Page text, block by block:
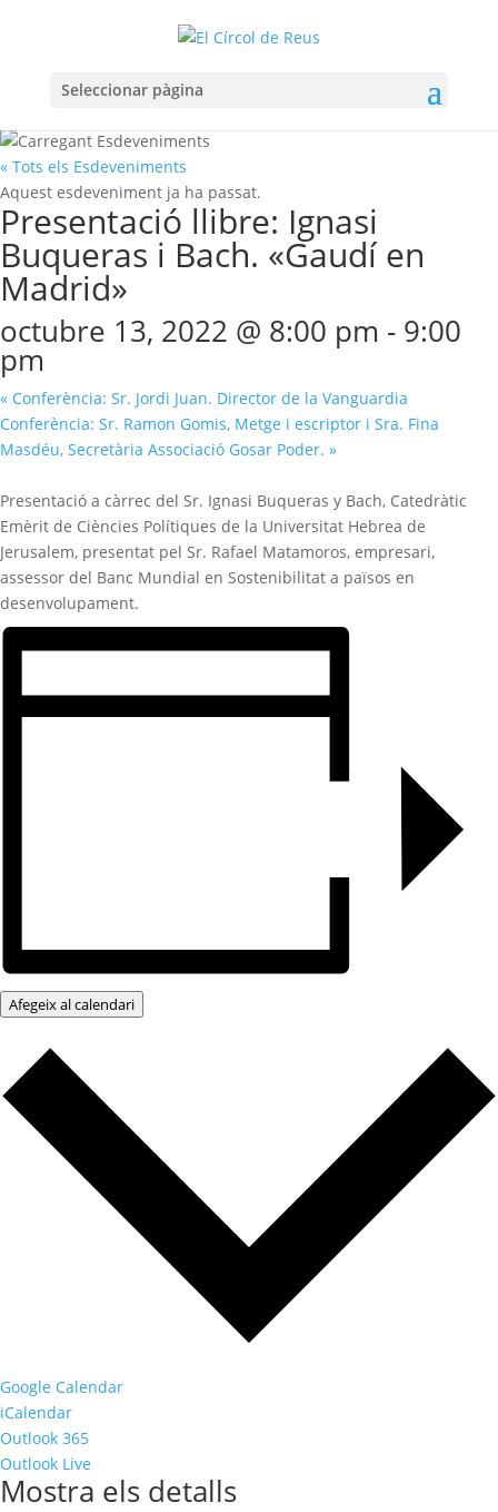
Seleccionar pàgina
« Tots els Esdeveniments
Aquest esdeveniment ja ha passat.
Presentació llibre: Ignasi
Buqueras i Bach. «Gaudí en
Madrid»
octubre 13, 2022 @ 8:00 pm - 9:00
pm
« Conferència: Sr. Jordi Juan. Director de la Vanguardia
Conferència: Sr. Ramon Gomis, Metge i escriptor i Sra. Fina
Masdéu, Secretària Associació Gosar Poder. »
Presentació a càrrec del Sr. Ignasi Buqueras y Bach, Catedràtic
Emèrit de Ciències Polítiques de la Universitat Hebrea de
Jerusalem, presentat pel Sr. Rafael Matamoros, empresari,
assessor del Banc Mundial en Sostenibilitat a països en
desenvolupament.
Afegeix al calendari
Google Calendar
iCalendar
Outlook 365
Outlook Live
Mostra els detalls